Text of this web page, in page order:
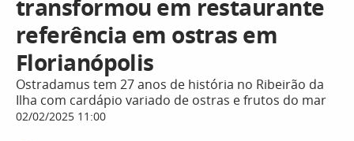
transformou em restaurante
referência em ostras em
Florianópolis
Ostradamus tem 27 anos de história no Ribeirão da
Ilha com cardápio variado de ostras e frutos do mar
02/02/2025 11:00